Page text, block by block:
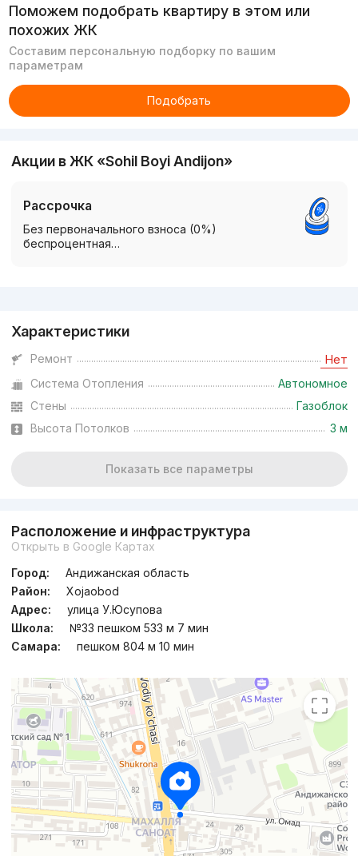
Поможем подобрать квартиру в этом или
похожих ЖК
Составим персональную подборку по вашим
параметрам
Подобрать
Акции в ЖК «Sohil Boyi Andijon»
Рассрочка
Без первоначального взноса (0%)
беспроцентная…
Характеристики
Ремонт Нет
Система Отопления
Автономное
Стены
Газоблок
Высота Потолков
3 м
Показать все параметры
Расположение и инфраструктура
Открыть в Google Картах
Город:
Андижанская область
Район:
Xojaobod
Адрес:
улица У.Юсупова
Школа:
№33 пешком 533 м 7 мин
Самара:
пешком 804 м 10 мин